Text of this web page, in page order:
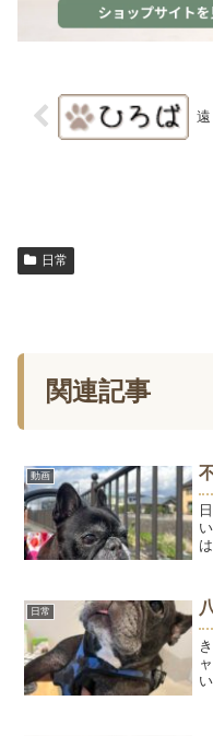
遠
日常
関連記事
動画
日常